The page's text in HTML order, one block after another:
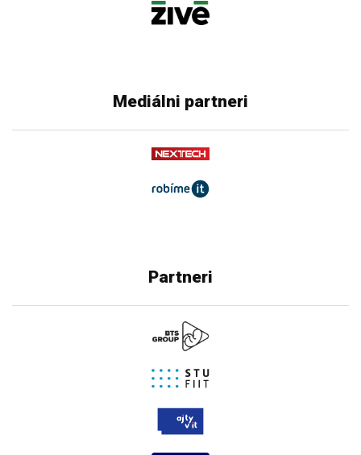
Mediálni partneri
Partneri